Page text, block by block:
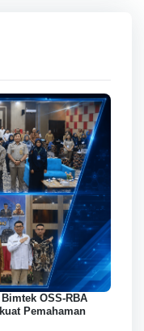
OSS-RBA
Pemahaman